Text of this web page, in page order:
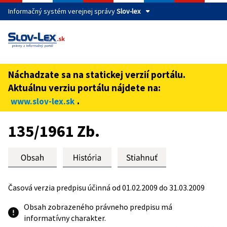
Informačný systém verejnej správySlov-lex
Táto stránka je zabezpečená
cez zabezpečenú webovú stránku verejnej správy SR.
Zabezpečená stránka vždy začína https:// pred názvom
domény webového sídla.
Náchadzate sa na statickej verzií portálu.
Aktuálnu verziu portálu nájdete na:
www.slov-lex.sk .
Preskoč na obsah
135/1961 Zb.
Časová verzia predpisu účinná od 01.02.2009 do 31.03.2009
Obsah zobrazeného právneho predpisu má
informatívny charakter.